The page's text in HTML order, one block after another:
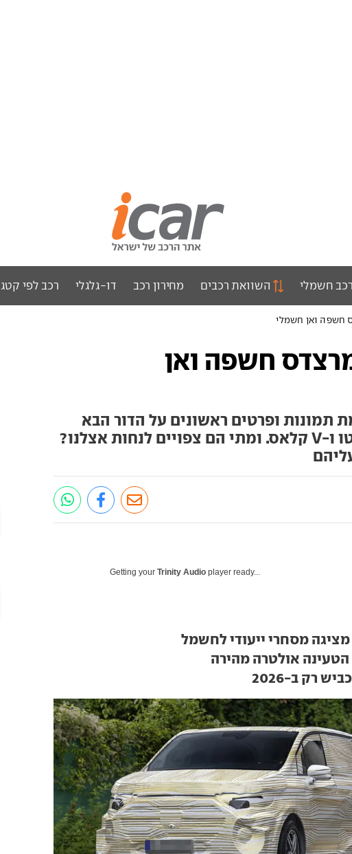
רכב חשמלי השוואת רכבים מחירון רכב דו-גלגלי רכב לפי
חשפה ואן חשמלי
חשפה ואן
תמונות ופרטים ראשונים על הדור הבא
למסחריות החשמליות, ויטו ו-V קלאס. ומתי הם צפויים לנחות אצלנו?
Getting yourTrinity Audio player ready...
מסחרי ייעודי לחשמל
אולטרה מהירה
רק ב-2026